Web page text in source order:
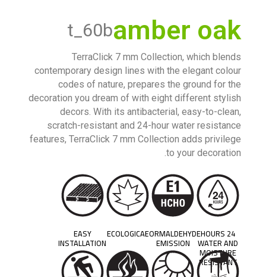
amber oak
t_60b
TerraClick 7 mm Collection, which blends
contemporary design lines with the elegant colour
codes of nature, prepares the ground for the
decoration you dream of with eight different stylish
decors. With its antibacterial, easy-to-clean,
scratch-resistant and 24-hour water resistance
features, TerraClick 7 mm Collection adds privilege
to your decoration.
24 HOURS
WATER AND
MOISTURE
RESISTANT
FORMALDEHYDE
EMISSION
ECOLOGICAL
EASY
INSTALLATION